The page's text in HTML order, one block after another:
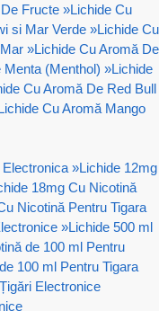
Fructe »Lichide Cu
si Mar Verde »Lichide Cu
»Lichide Cu Aromă De
Menta (Menthol) »Lichide
Cu Aromă De Red Bull
Cu Aromă Mango
»Lichide 12mg
18mg Cu Nicotină
Nicotină Pentru Tigara
»Lichide 500 ml
de 100 ml Pentru
100 ml Pentru Tigara
Electronice